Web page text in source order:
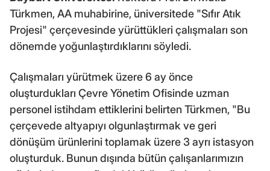
Türkmen, AA muhabirine, üniversitede "Sıfır Atık
Projesi" çerçevesinde yürüttükleri çalışmaları son
dönemde yoğunlaştırdıklarını söyledi.
Çalışmaları yürütmek üzere 6 ay önce
oluşturdukları Çevre Yönetim Ofisinde uzman
personel istihdam ettiklerini belirten Türkmen, "Bu
çerçevede altyapıyı olgunlaştırmak ve geri
dönüşüm ürünlerini toplamak üzere 3 ayrı istasyon
oluşturduk. Bunun dışında bütün çalışanlarımızın